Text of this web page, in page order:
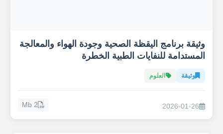
وثيقة برنامج اليقظة الصحية وجودة الهواء والمعالجة
المستدامة للنفايات الطبية الخطرة
وثيقة العلوم
2026-01-26
2 Mb